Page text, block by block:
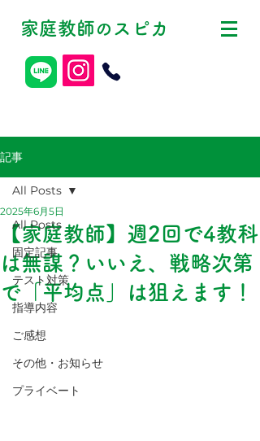
家庭教師の スピカ
記事
All Posts
固定記事
テスト対策
指導内容
ご感想
その他・お知らせ
プライベート
All Posts
【家庭教師】週2回で4教科
は無謀？いいえ、戦略次第
で「平均点」は狙えます！
2025年6月5日